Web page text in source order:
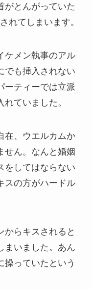
がとんがっていた
れてしまいます。
ケメン執事のアル
でも挿入されない
ーティーでは立派
ていました。
在、ウエルカムか
せん。なんと婚姻
をしてはならない
スの方がハードル
からキスされると
まいました。あん
操っていたという